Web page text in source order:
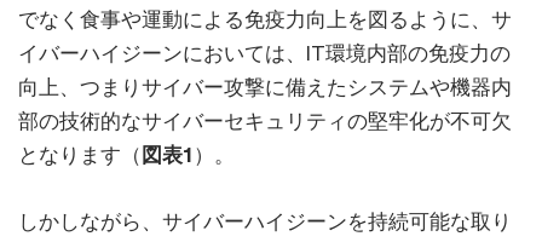
でなく食事や運動による免疫力向上を図るように、サ
イバーハイジーンにおいては、IT環境内部の免疫力の
向上、つまりサイバー攻撃に備えたシステムや機器内
部の技術的なサイバーセキュリティの堅牢化が不可欠
となります（ 図表1 ）。
しかしながら、サイバーハイジーンを持続可能な取り